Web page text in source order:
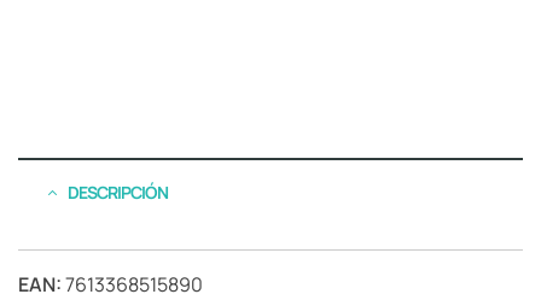
DESCRIPCIÓN
EAN:7613368515890